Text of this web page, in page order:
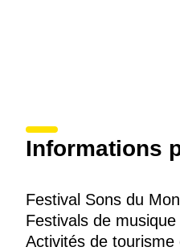
Informations
Festival Sons du
Festivals de musique
Activités de